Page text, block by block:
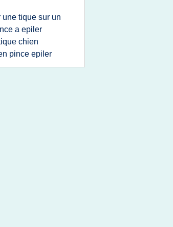
tique sur un
a epiler
chien
pince epiler